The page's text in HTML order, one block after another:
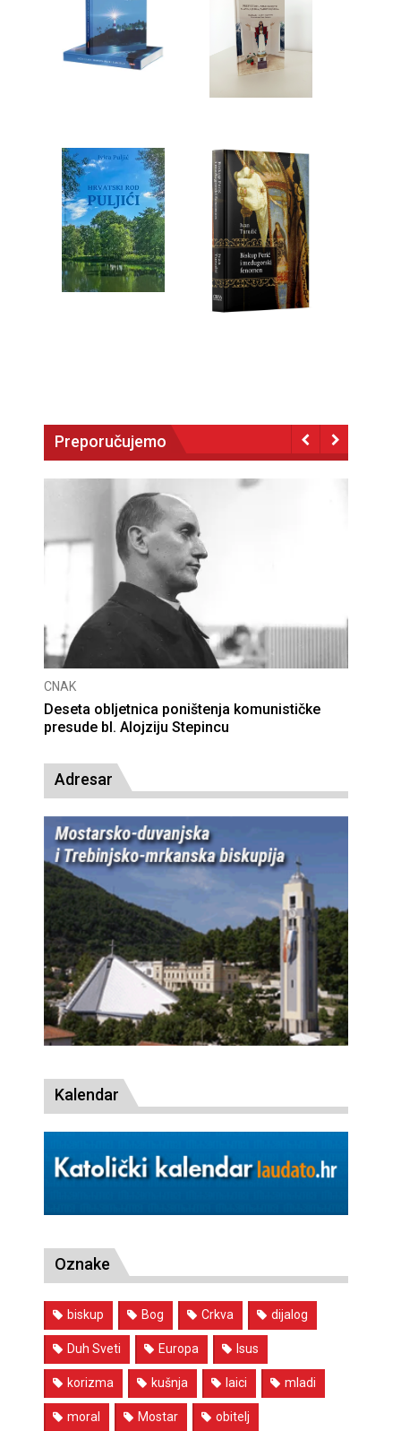
Preporučujemo
CNAK
Deseta obljetnica poništenja komunističke
presude bl. Alojziju Stepincu
Adresar
Kalendar
Oznake
biskup Bog Crkva dijalog
Duh Sveti Europa Isus
korizma kušnja laici mladi
moral Mostar obitelj